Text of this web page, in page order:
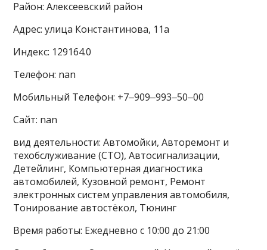
Район: Алексеевский район
Адрес: улица Константинова, 11а
Индекс: 129164.0
Телефон: nan
Мобильный Телефон: +7‒909‒993‒50‒00
Сайт: nan
вид деятельности: Автомойки, Авторемонт и
техобслуживание (СТО), Автосигнализации,
Детейлинг, Компьютерная диагностика
автомобилей, Кузовной ремонт, Ремонт
электронных систем управления автомобиля,
Тонирование автостёкол, Тюнинг
Время работы: Ежедневно с 10:00 до 21:00